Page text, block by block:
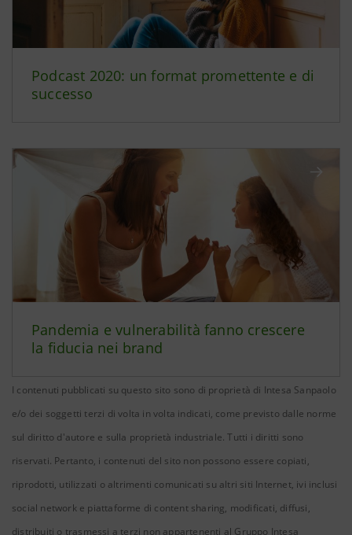
Podcast 2020: un format promettente e di
successo
Pandemia e vulnerabilità fanno crescere
la fiducia nei brand
I contenuti pubblicati su questo sito sono di proprietà di Intesa Sanpaolo
e/o dei soggetti terzi di volta in volta indicati, come previsto dalle norme
sul diritto d'autore e sulla proprietà industriale. Tutti i diritti sono
riservati. Pertanto, i contenuti del sito non possono essere copiati,
riprodotti, utilizzati o altrimenti comunicati su altri siti Internet, ivi inclusi
social network e piattaforme di content sharing, modificati, diffusi,
distribuiti o trasmessi a terzi non appartenenti al Gruppo Intesa